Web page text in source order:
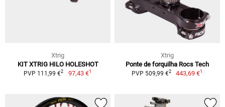
Xtrig
KIT XTRIG HILO HOLESHOT
PVP 111,99 €2 97,43 €1
Xtrig
Ponte de forquilha Rocs Tech
PVP 509,99 €2 443,69 €1